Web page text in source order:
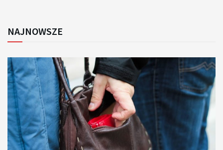
NAJNOWSZE